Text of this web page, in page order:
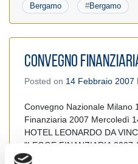
Bergamo #Bergamo
CONVEGNO
Posted on 14 Febbraio 2007
Convegno Nazionale Milano
Finanziaria 2007 Mercoledì
HOTEL LEONARDO DA
"LEGGE FINANZIARIA 2007
DELL’AGENTE